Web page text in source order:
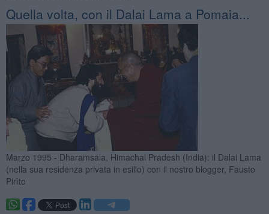
Quella volta, con il Dalai Lama a Pomaia...
Marzo 1995 - Dharamsala, Himachal Pradesh (India): il Dalai Lama
(nella sua residenza privata in esilio) con il nostro blogger, Fausto
Pirìto